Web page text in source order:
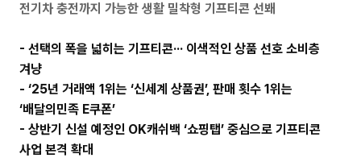
소
전기차 충전까지 가능한 생활 밀착형 기프티콘 선봬
- 선택의 폭을 넓히는 기프티콘··· 이색적인 상품 선호 소비층
겨냥
- ‘25년 거래액 1위는 ‘신세계 상품권’, 판매 횟수 1위는
‘배달의민족 E쿠폰’
- 상반기 신설 예정인 OK캐쉬백 ‘쇼핑탭’ 중심으로 기프티콘
사업 본격 확대